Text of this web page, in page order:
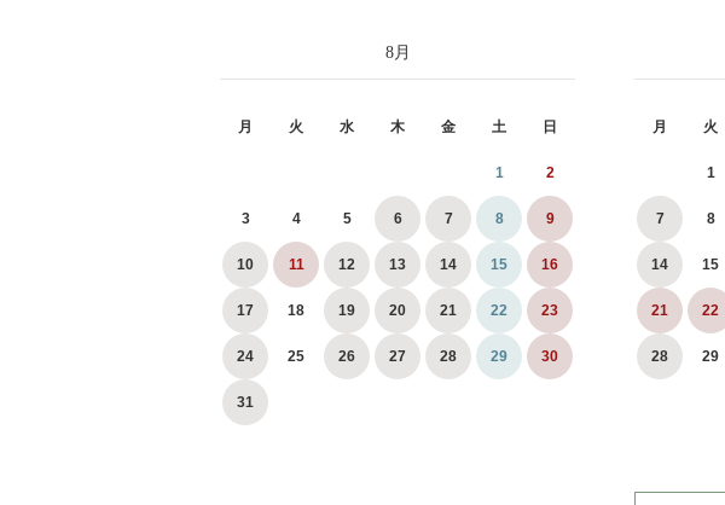
8月
月 火 水 木 金 土 日
1 2
3 4 5 6 7 8 9
10 11 12 13 14 15 16
17 18 19 20 21 22 23
24 25 26 27 28 29 30
31
月 火
1
7 8
14 15
21 22
28 29